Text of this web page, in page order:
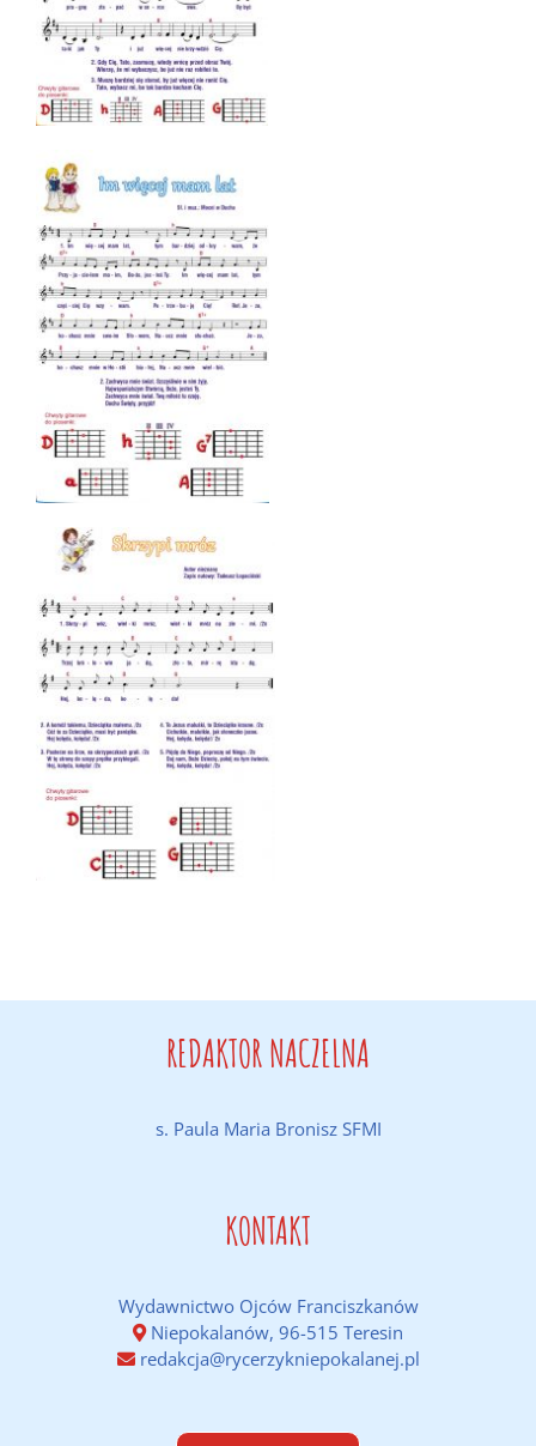
REDAKTOR NACZELNA
s. Paula Maria Bronisz SFMI
KONTAKT
Wydawnictwo Ojców Franciszkanów
Niepokalanów, 96-515 Teresin
redakcja@rycerzykniepokalanej.pl